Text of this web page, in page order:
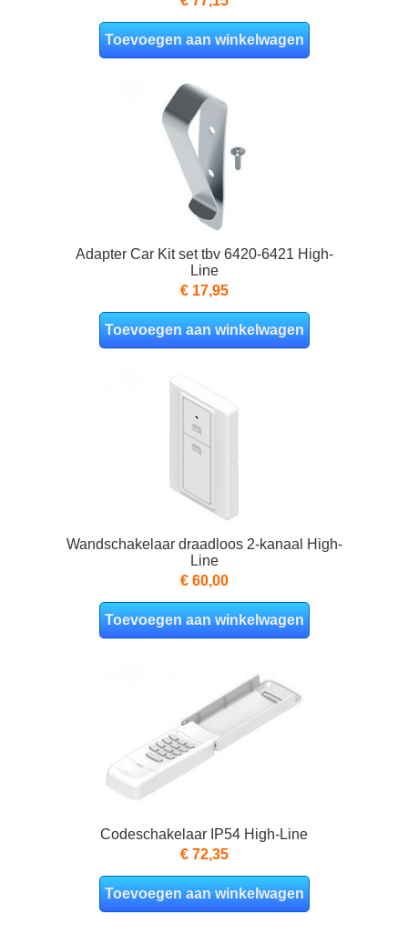
Toevoegen aan winkelwagen
Adapter Car Kit set tbv 6420-6421 High-
Line
€ 17,95
Toevoegen aan winkelwagen
Wandschakelaar draadloos 2-kanaal High-
Line
€ 60,00
Toevoegen aan winkelwagen
Codeschakelaar IP54 High-Line
€ 72,35
Toevoegen aan winkelwagen